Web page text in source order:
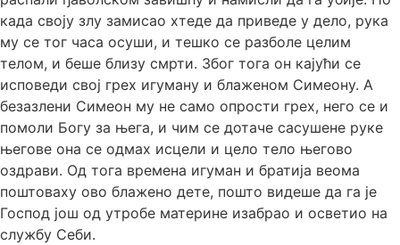
када своју злу замисао хтеде да приведе у дело, рука
му се тог часа осуши, и тешко се разболе целим
телом, и беше близу смрти. Због тога он кајући се
исповеди свој грех игуману и блаженом Симеону. А
безазлени Симеон му не само опрости грех, него се и
помоли Богу за њега, и чим се дотаче сасушене руке
његове она се одмах исцели и цело тело његово
оздрави. Од тога времена игуман и братија веома
поштоваху ово блажено дете, пошто видеше да га је
Господ још од утробе материне изабрао и осветио на
службу Себи.